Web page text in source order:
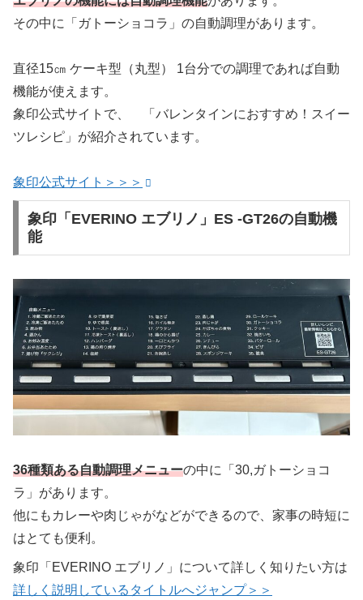
その中に「ガトーショコラ」の自動調理があります。
直径15㎝ ケーキ型（丸型） 1台分での調理であれば自動
機能が使えます。
象印公式サイトで、 「バレンタインにおすすめ！スイー
ツレシピ」が紹介されています。
象印公式サイト＞＞＞
象印「EVERINO エブリノ」ES -GT26の自動機
能
36種類ある自動調理メニューの中に「30,ガトーショコ
ラ」があります。
他にもカレーや肉じゃがなどができるので、家事の時短に
はとても便利。
象印「EVERINO エブリノ」について詳しく知りたい方は
詳しく説明しているタイトルへジャンプ＞＞